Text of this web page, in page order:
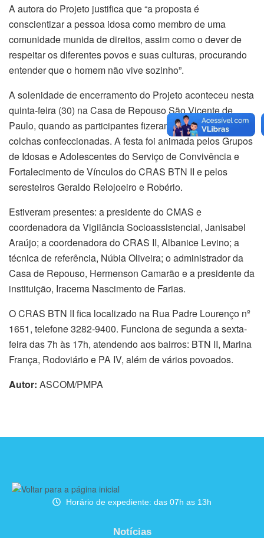
A autora do Projeto justifica que “a proposta é
conscientizar a pessoa idosa como membro de uma
comunidade munida de direitos, assim como o dever de
respeitar os diferentes povos e suas culturas, procurando
entender que o homem não vive sozinho”.
A solenidade de encerramento do Projeto aconteceu nesta
quinta-feira (30) na Casa de Repouso São Vicente de
Paulo, quando as participantes fizeram a entrega das
colchas confeccionadas. A festa foi animada pelos Grupos
de Idosas e Adolescentes do Serviço de Convivência e
Fortalecimento de Vínculos do CRAS BTN II e pelos
seresteiros Geraldo Relojoeiro e Robério.
Estiveram presentes: a presidente do CMAS e
coordenadora da Vigilância Socioassistencial, Janisabel
Araújo; a coordenadora do CRAS II, Albanice Levino; a
técnica de referência, Núbia Oliveira; o administrador da
Casa de Repouso, Hermenson Camarão e a presidente da
instituição, Iracema Nascimento de Farias.
O CRAS BTN II fica localizado na Rua Padre Lourenço nº
1651, telefone 3282-9400. Funciona de segunda a sexta-
feira das 7h às 17h, atendendo aos bairros: BTN II, Marina
França, Rodoviário e PA IV, além de vários povoados.
Autor: ASCOM/PMPA
Horário de expediente: das 07h as 13h
Notícias